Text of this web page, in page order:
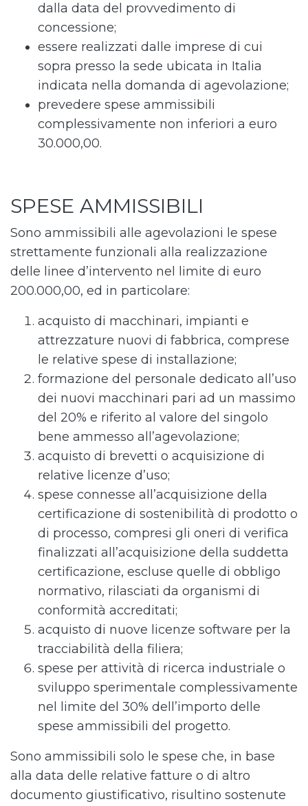
dalla data del provvedimento di
concessione;
essere realizzati dalle imprese di cui
sopra presso la sede ubicata in Italia
indicata nella domanda di agevolazione;
prevedere spese ammissibili
complessivamente non inferiori a euro
30.000,00.
SPESE AMMISSIBILI
Sono ammissibili alle agevolazioni le spese
strettamente funzionali alla realizzazione
delle linee d’intervento nel limite di euro
200.000,00, ed in particolare:
acquisto di macchinari, impianti e
attrezzature nuovi di fabbrica, comprese
le relative spese di installazione;
formazione del personale dedicato all’uso
dei nuovi macchinari pari ad un massimo
del 20% e riferito al valore del singolo
bene ammesso all’agevolazione;
acquisto di brevetti o acquisizione di
relative licenze d’uso;
spese connesse all’acquisizione della
certificazione di sostenibilità di prodotto o
di processo, compresi gli oneri di verifica
finalizzati all’acquisizione della suddetta
certificazione, escluse quelle di obbligo
normativo, rilasciati da organismi di
conformità accreditati;
acquisto di nuove licenze software per la
tracciabilità della filiera;
spese per attività di ricerca industriale o
sviluppo sperimentale complessivamente
nel limite del 30% dell’importo delle
spese ammissibili del progetto.
Sono ammissibili solo le spese che, in base
alla data delle relative fatture o di altro
documento giustificativo, risultino sostenute